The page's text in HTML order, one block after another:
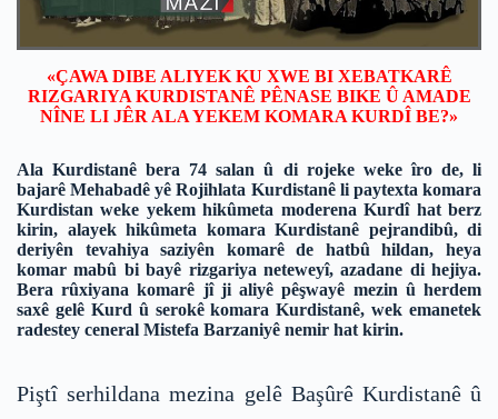
«ÇAWA DIBE ALIYEK KU XWE BI XEBATKARÊ
RIZGARIYA KURDISTANÊ PÊNASE BIKE Û AMADE
NÎNE LI JÊR ALA YEKEM KOMARA KURDÎ BE?»
Ala Kurdistanê bera 74 salan û di rojeke weke îro de, li
bajarê Mehabadê yê Rojihlata Kurdistanê li paytexta komara
Kurdistan weke yekem hikûmeta moderena Kurdî hat berz
kirin, alayek hikûmeta komara Kurdistanê pejrandibû, di
deriyên tevahiya saziyên komarê de hatbû hildan, heya
komar mabû bi bayê rizgariya neteweyî, azadane di hejiya.
Bera rûxiyana komarê jî ji aliyê pêşwayê mezin û herdem
saxê gelê Kurd û serokê komara Kurdistanê, wek emanetek
radestey ceneral Mistefa Barzaniyê nemir hat kirin.
Piştî serhildana mezina gelê Başûrê Kurdistanê û